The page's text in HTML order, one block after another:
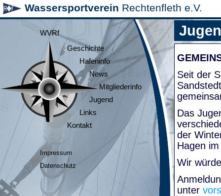
Wassersportverein Rechtenfleth e.V.
WVRf
Geschichte
Hafeninfo
News
Mitgliederinfo
Jugend
Links
Kontakt
Impressum
Datenschutz
Seit der
Das
der
Hagen
Wir
unter